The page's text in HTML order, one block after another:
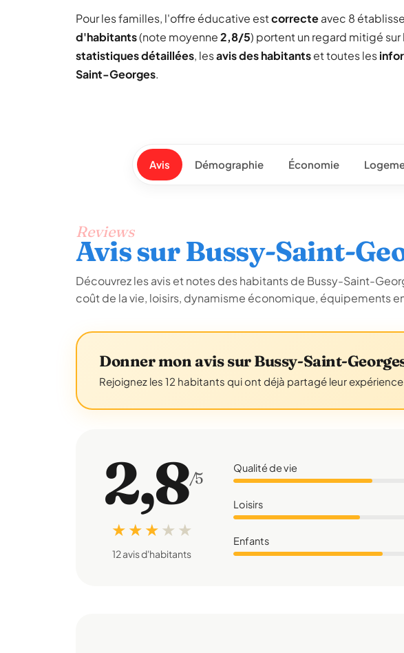
Pour les familles, l'offre éducative estcorrecteavec 8
d'habitants(note moyenne2,8/5) portent un regard mitigé
statistiques détaillées, lesavis des habitantset toutes les
Saint-Georges.
Avis Démographie Économie
Reviews
Avis sur Bussy-Saint-
Découvrez les avis et notes des habitants de Bussy-Saint-
coût de la vie, loisirs, dynamisme économique, équipements
Donner mon avis sur Bussy-Saint-
Rejoignez les 12 habitants qui ont déjà partagé leur
2,8/5
★ ★ ★ ★ ★
12 avis d'habitants
Qualité de vie
Loisirs
Enfants